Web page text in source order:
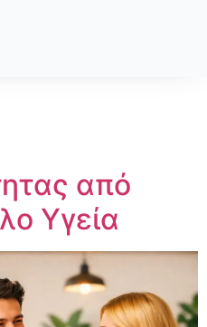
από
Υγεία